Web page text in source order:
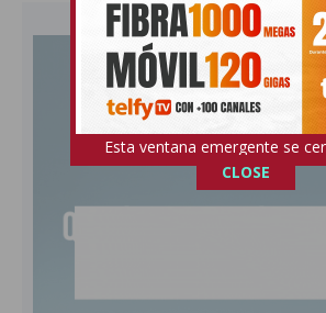
Esta ventana emergente se
CLOSE